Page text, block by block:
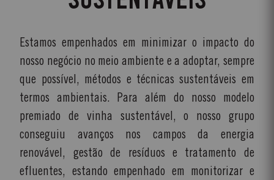
Estamos empenhados em minimizar o impacto do
nosso negócio no meio ambiente e a adoptar, sempre
que possível, métodos e técnicas sustentáveis em
termos ambientais. Para além do nosso modelo
premiado de vinha sustentável, o nosso grupo
conseguiu avanços nos campos da energia
renovável, gestão de resíduos e tratamento de
efluentes, estando empenhado em monitorizar e